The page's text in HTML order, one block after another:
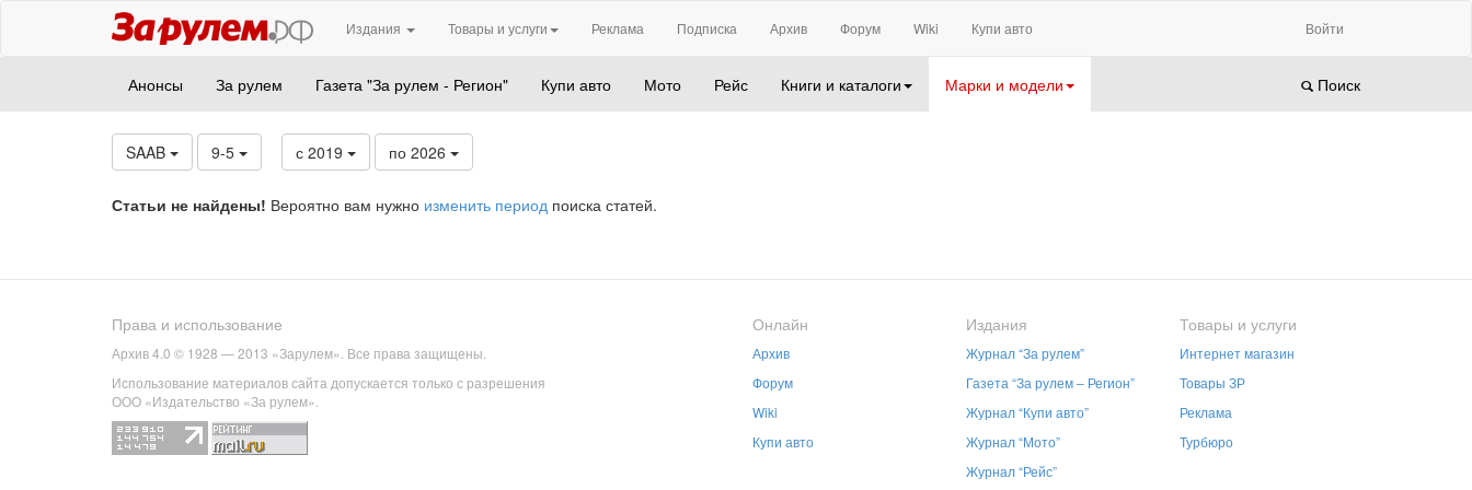
Издания Товары и услуги Реклама Подписка Архив Форум Wiki Купи авто Войти
Анонсы За рулем Газета "За рулем - Регион" Купи авто Мото Рейс Книги и каталоги Марки и модели Поиск
SAAB 9-5 с 2019 по 2026
Статьи не найдены! Вероятно вам нужно изменить период поиска статей.
Права и использование
Архив 4.0 © 1928 — 2013 «Зарулем». Все права защищены.
Использование материалов сайта допускается только с разрешения
ООО «Издательство «За рулем».
Онлайн
Архив
Форум
Wiki
Купи авто
Издания
Журнал “За рулем”
Газета “За рулем – Регион”
Журнал “Купи авто”
Журнал “Мото”
Журнал “Рейс”
Товары и услуги
Интернет магазин
Товары ЗР
Реклама
Турбюро